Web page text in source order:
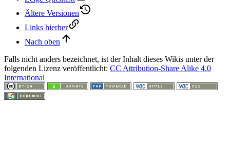
Ältere Versionen
Links hierher
Nach oben
Falls nicht anders bezeichnet, ist der Inhalt dieses Wikis unter der
folgenden Lizenz veröffentlicht: CC Attribution-Share Alike 4.0
International